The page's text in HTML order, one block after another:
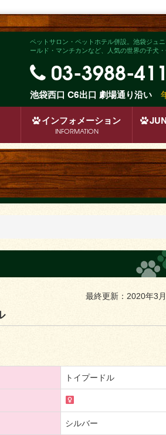
ペットサロン・ペットホテル併設。池袋ジュ
ールド・マンチカンなど、人気の世界の子犬
03-3988-
池袋西口 C6出口 劇場通り沿い
インフォメーション
INFORMATION
最終更新：2020年3
トイプードル
シルバー